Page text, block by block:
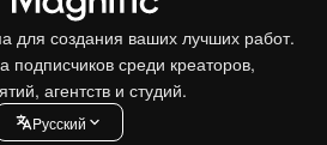
для создания ваших лучших работ.
подписчиков среди креаторов,
агентств и студий.
Pусский